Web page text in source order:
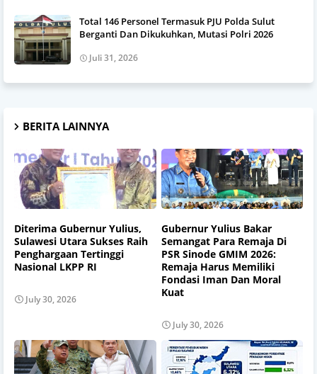
Total 146 Personel Termasuk PJU Polda Sulut
Berganti Dan Dikukuhkan, Mutasi Polri 2026
Juli 31, 2026
BERITA LAINNYA
Diterima Gubernur Yulius,
Sulawesi Utara Sukses Raih
Penghargaan Tertinggi
Nasional LKPP RI
July 30, 2026
Gubernur Yulius Bakar
Semangat Para Remaja Di
PSR Sinode GMIM 2026:
Remaja Harus Memiliki
Fondasi Iman Dan Moral
Kuat
July 30, 2026